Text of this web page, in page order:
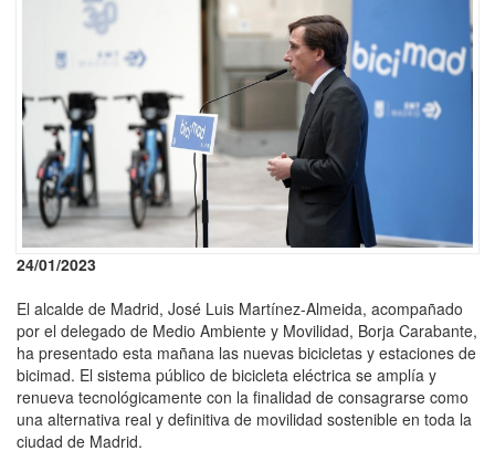
24/01/2023
El alcalde de Madrid, José Luis Martínez-Almeida, acompañado
por el delegado de Medio Ambiente y Movilidad, Borja Carabante,
ha presentado esta mañana las nuevas bicicletas y estaciones de
bicimad. El sistema público de bicicleta eléctrica se amplía y
renueva tecnológicamente con la finalidad de consagrarse como
una alternativa real y definitiva de movilidad sostenible en toda la
ciudad de Madrid.